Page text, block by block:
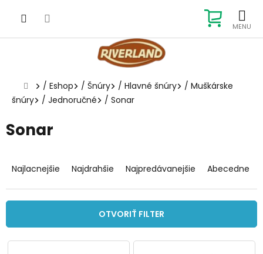
KOŠÍK
Domov
/ Eshop / Šnúry / Hlavné šnúry / Muškárske
šnúry
/ Jednoručné / Sonar
Sonar
a
e
n
e
p
Najlacnejšie Najdrahšie Najpredávanejšie Abecedne
OTVORIŤ FILTER
V